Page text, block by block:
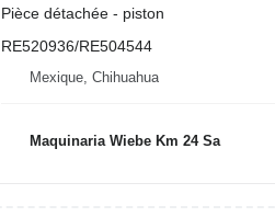
Pièce détachée - piston
RE520936/RE504544
Mexique, Chihuahua
Maquinaria Wiebe Km 24 Sa